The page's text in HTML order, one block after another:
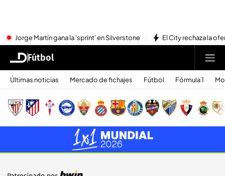
Jorge Martín gana la 'sprint' en Silverstone El City rechaza la
Fútbol
Últimas noticias Mercado de fichajes Fútbol Fórmula 1